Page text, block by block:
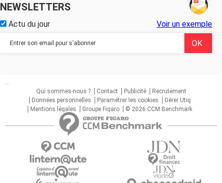
NEWSLETTERS
Actu du jour Voir un exemple
...
Qui sommes-nous ?
Contact Publicité
Recrutement
Données personnelles
Paramétrer les cookies
Gérer Utiq
Mentions légales
Groupe Figaro © 2026 CCM Benchmark